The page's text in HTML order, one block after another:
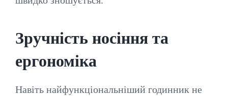
Зручність носіння та
ергономіка
Навіть найфункціональніший годинник не